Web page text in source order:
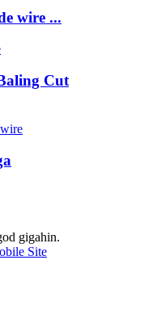
wire ...
Cut
gigahin.
Site